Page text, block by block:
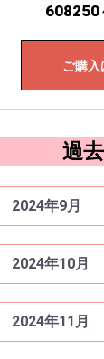
608250
ご購入
過
2024年9月
2024年10月
2024年11月